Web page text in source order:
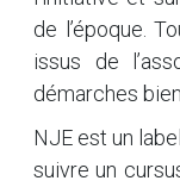
de l’époque.
issus de
démarches
NJE est un
suivre un